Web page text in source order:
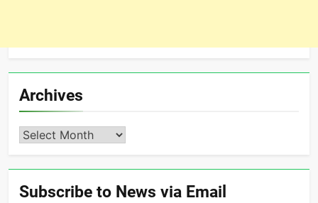
Archives
Archives
Subscribe to News via Email